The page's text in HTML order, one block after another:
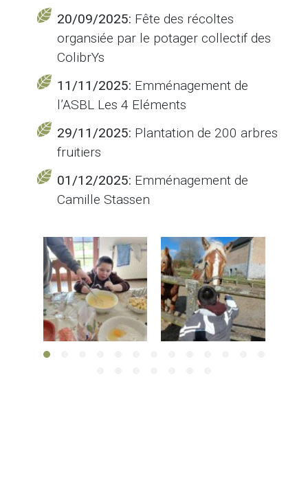
20/09/2025: Fête des récoltes
organsiée par le potager collectif des
ColibrYs
11/11/2025: Emménagement de
l’ASBL Les 4 Eléments
29/11/2025: Plantation de 200 arbres
fruitiers
01/12/2025: Emménagement de
Camille Stassen